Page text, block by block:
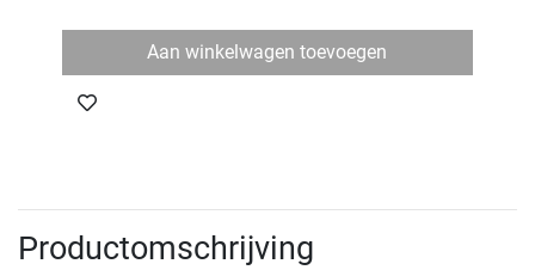
Aan winkelwagen toevoegen
Productomschrijving